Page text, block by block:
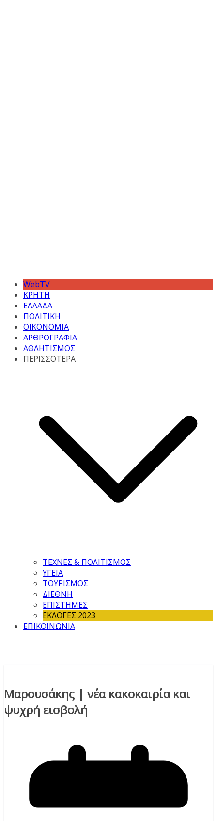
WebTV
ΚΡΗΤΗ
ΕΛΛΑΔΑ
ΠΟΛΙΤΙΚΗ
ΟΙΚΟΝΟΜΙΑ
ΑΡΘΡΟΓΡΑΦΙΑ
ΑΘΛΗΤΙΣΜΟΣ
ΠΕΡΙΣΣΟΤΕΡΑ
ΤΕΧΝΕΣ & ΠΟΛΙΤΙΣΜΟΣ
ΥΓΕΙΑ
ΤΟΥΡΙΣΜΟΣ
ΔΙΕΘΝΗ
ΕΠΙΣΤΗΜΕΣ
ΕΚΛΟΓΕΣ 2023
ΕΠΙΚΟΙΝΩΝΙΑ
Μαρουσάκης | νέα κακοκαιρία και
ψυχρή εισβολή